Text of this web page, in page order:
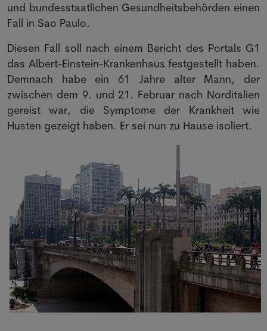
und bundesstaatlichen Gesundheitsbehörden einen
Fall in Sao Paulo.
Diesen Fall soll nach einem Bericht des Portals G1
das Albert-Einstein-Krankenhaus festgestellt haben.
Demnach habe ein 61 Jahre alter Mann, der
zwischen dem 9. und 21. Februar nach Norditalien
gereist war, die Symptome der Krankheit wie
Husten gezeigt haben. Er sei nun zu Hause isoliert.